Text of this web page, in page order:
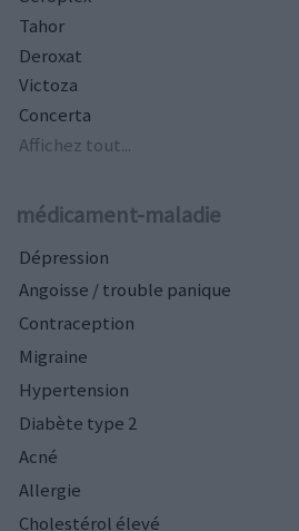
Tahor
Deroxat
Victoza
Concerta
Affichez tout...
médicament-maladie
Dépression
Angoisse / trouble panique
Contraception
Migraine
Hypertension
Diabète type 2
Acné
Allergie
Cholestérol élevé